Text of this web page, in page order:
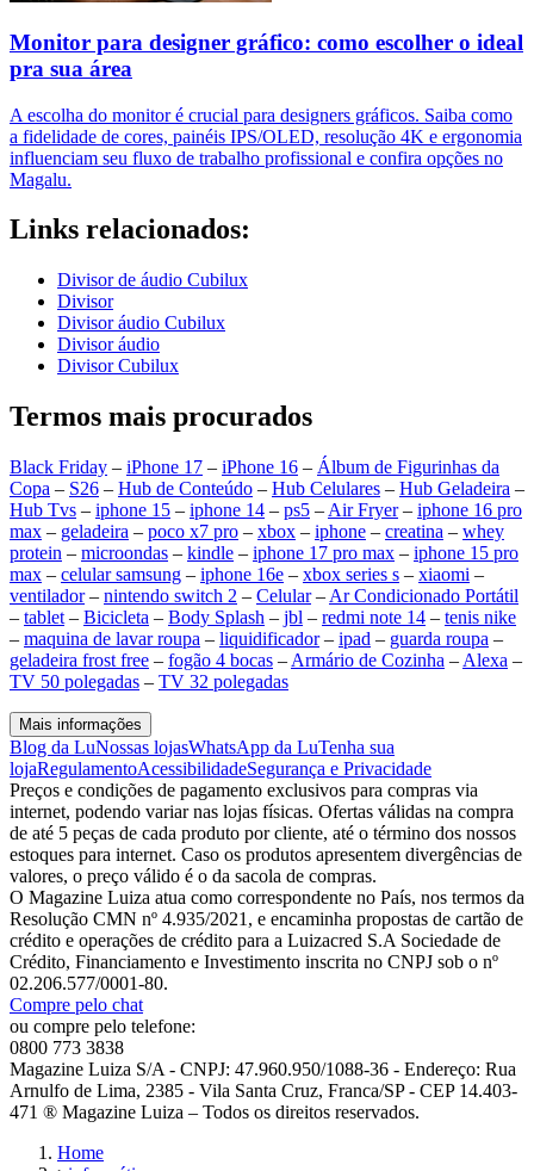
Monitor para designer gráfico: como escolher o ideal
pra sua área
A escolha do monitor é crucial para designers gráficos. Saiba como
a fidelidade de cores, painéis IPS/OLED, resolução 4K e ergonomia
influenciam seu fluxo de trabalho profissional e confira opções no
Magalu.
Links relacionados:
Divisor de áudio Cubilux
Divisor
Divisor áudio Cubilux
Divisor áudio
Divisor Cubilux
Termos mais procurados
Black Friday – iPhone 17 – iPhone 16 – Álbum de Figurinhas da
Copa – S26 – Hub de Conteúdo – Hub Celulares – Hub Geladeira –
Hub Tvs – iphone 15 – iphone 14 – ps5 – Air Fryer– iphone 16 pro
max – geladeira – poco x7 pro – xbox – iphone – creatina – whey
protein – microondas – kindle – iphone 17 pro max – iphone 15 pro
max – celular samsung – iphone 16e – xbox series s – xiaomi –
ventilador– nintendo switch 2 – Celular– Ar Condicionado Portátil
– tablet – Bicicleta – Body Splash – jbl – redmi note 14 – tenis nike
– maquina de lavar roupa – liquidificador– ipad – guarda roupa –
geladeira frost free – fogão 4 bocas – Armário de Cozinha – Alexa –
TV 50 polegadas – TV 32 polegadas
Mais informações
Blog da LuNossas lojasWhatsApp da LuTenha sua
lojaRegulamentoAcessibilidadeSegurança e Privacidade
Preços e condições de pagamento exclusivos para compras via
internet, podendo variar nas lojas físicas. Ofertas válidas na compra
de até 5 peças de cada produto por cliente, até o término dos nossos
estoques para internet. Caso os produtos apresentem divergências de
valores, o preço válido é o da sacola de compras.
O Magazine Luiza atua como correspondente no País, nos termos da
Resolução CMN nº 4.935/2021, e encaminha propostas de cartão de
crédito e operações de crédito para a Luizacred S.A Sociedade de
Crédito, Financiamento e Investimento inscrita no CNPJ sob o nº
02.206.577/0001-80.
Compre pelo chat
ou compre pelo telefone:
0800 773 3838
Magazine Luiza S/A - CNPJ: 47.960.950/1088-36 - Endereço: Rua
Arnulfo de Lima, 2385 - Vila Santa Cruz, Franca/SP - CEP 14.403-
471 ® Magazine Luiza – Todos os direitos reservados.
Home